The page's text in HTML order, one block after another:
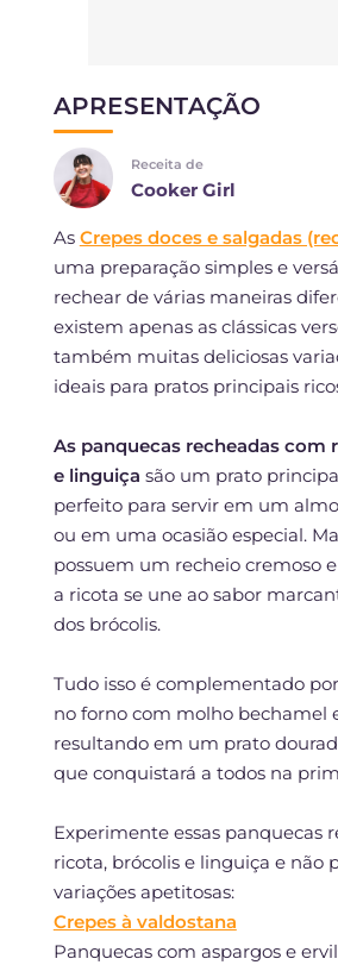
APRESENTAÇÃO
Receita de
Cooker Girl
As Crepes doces e salgadas
uma preparação simples e
rechear de várias maneiras
existem apenas as clássicas
também muitas deliciosas
ideais para pratos principais
As panquecas recheadas com
e linguiça são um prato
perfeito para servir em um
ou em uma ocasião especial.
possuem um recheio cremoso
a ricota se une ao sabor
dos brócolis.
Tudo isso é complementado
no forno com molho bechamel
resultando em um prato
que conquistará a todos na
Experimente essas panquecas
ricota, brócolis e linguiça e não
variações apetitosas:
Crepes à valdostana
Panquecas com aspargos e